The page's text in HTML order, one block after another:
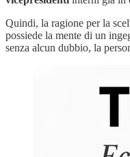
Quindi, la ragione per la
possiede la mente di un
senza alcun dubbio, la